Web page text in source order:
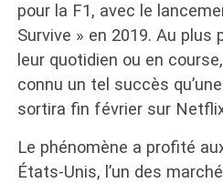
pour la F1, avec le
Survive » en 2019. Au plus
leur quotidien ou en
connu un tel succès
sortira fin février sur
Le phénomène a profité
États-Unis, l’un des